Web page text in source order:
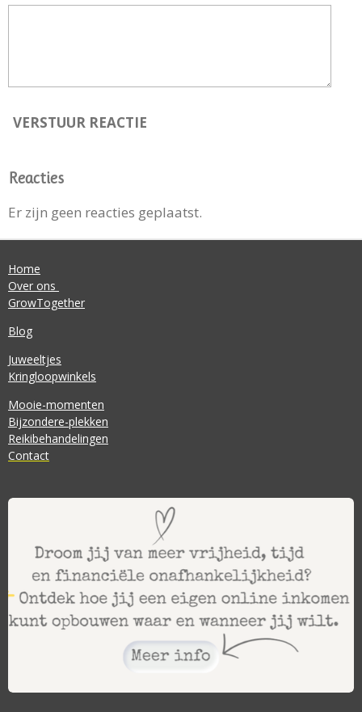
VERSTUUR REACTIE
Reacties
Er zijn geen reacties geplaatst.
Home
Over ons
GrowTogether
Blog
Juweeltjes
Kringloopwinkels
Mooie-momenten
Bijzondere-plekken
Reikibehandelingen
Contact